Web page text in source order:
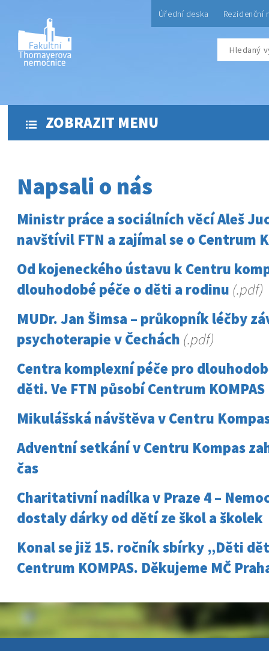
Úřední deska Rezidenční
ZOBRAZIT MENU
Napsali o nás
Ministr práce a sociálních věcí Aleš
navštívil FTN a zajímal se o Centrum
Od kojeneckého ústavu k Centru
dlouhodobé péče o děti a rodinu (.pdf)
MUDr. Jan Šimsa – průkopník léčby
psychoterapie v Čechách (.pdf)
Centra komplexní péče pro
děti. Ve FTN působí Centrum KOMPAS
Mikulášská návštěva v Centru
Adventní setkání v Centru Kompas
čas
Charitativní nadílka v Praze 4 –
dostaly dárky od dětí ze škol a školek
Konal se již 15. ročník sbírky „Děti
Centrum KOMPAS. Děkujeme MČ